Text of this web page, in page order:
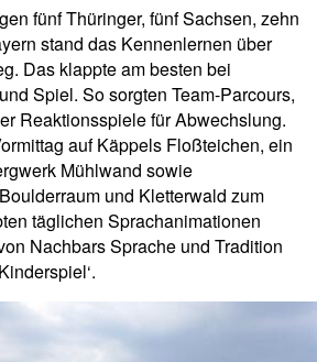
fünf Thüringer, fünf Sachsen, zehn
stand das Kennenlernen über
Das klappte am besten bei
Spiel. So sorgten Team-Parcours,
Reaktionsspiele für Abwechslung.
auf Käppels Floßteichen, ein
Mühlwand sowie
und Kletterwald zum
täglichen Sprachanimationen
Nachbars Sprache und Tradition